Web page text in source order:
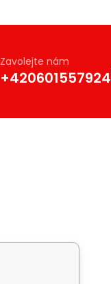
Zavolejte nám
+420601557924